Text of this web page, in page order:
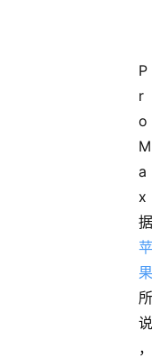
P
r
o
M
a
x
据
苹
果
所
说
，